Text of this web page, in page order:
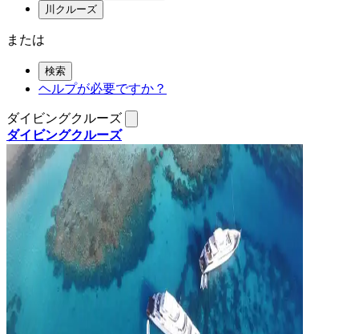
川クルーズ
または
検索
ヘルプが必要ですか？
ダイビングクルーズ
ダイビングクルーズ